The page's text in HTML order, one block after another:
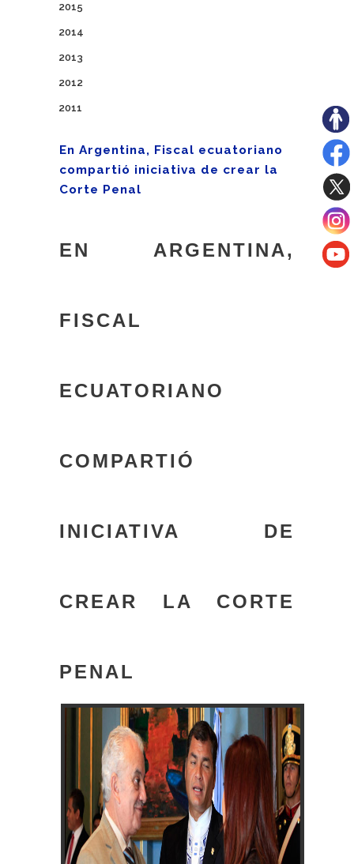
2015
2014
2013
2012
2011
En Argentina, Fiscal ecuatoriano
compartió iniciativa de crear la
Corte Penal
EN ARGENTINA,
FISCAL
ECUATORIANO
COMPARTIÓ
INICIATIVA DE
CREAR LA CORTE
PENAL